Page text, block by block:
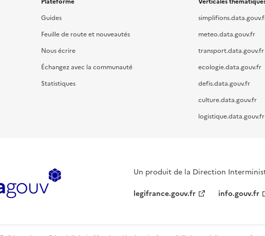
Guides
Feuille de route et nouveautés
Nous écrire
Échangez avec la communauté
Statistiques
meteo.data.gouv.fr
transport.data.gouv.fr
ecologie.data.gouv.fr
defis.data.gouv.fr
culture.data.gouv.fr
logistique.data.gouv.fr
Un produit de la Direction
legifrance.gouv.fr
info.gouv.fr